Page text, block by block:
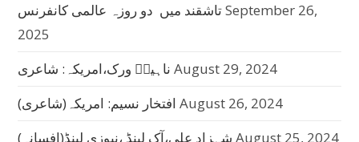
تاشقند میں دو روزہ عالمی کانفرنسSeptember 26,
2025
ناہیدؔ ورک،امریکہ: شاعری August 29, 2024
افتخار نسیم: امریکہ(شاعری) August 26, 2024
شہزاد علی،آک لینڈ ،نیوزی لینڈ(افسانہ) August 25, 2024